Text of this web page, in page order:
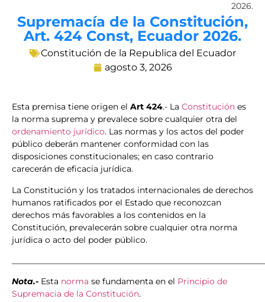
2026.
Supremacía de la Constitución,
Art. 424 Const, Ecuador 2026.
Constitución de la Republica del Ecuador
agosto 3, 2026
Esta premisa tiene origen el Art 424.- La Constitución es
la norma suprema y prevalece sobre cualquier otra del
ordenamiento jurídico. Las normas y los actos del poder
público deberán mantener conformidad con las
disposiciones constitucionales; en caso contrario
carecerán de eficacia jurídica.
La Constitución y los tratados internacionales de derechos
humanos ratificados por el Estado que reconozcan
derechos más favorables a los contenidos en la
Constitución, prevalecerán sobre cualquier otra norma
jurídica o acto del poder público.
Nota.- Esta norma se fundamenta en el Principio de
Supremacia de la Constitución.